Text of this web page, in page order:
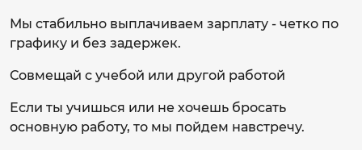
Мы стабильно выплачиваем зарплату - четко по
графику и без задержек.
Совмещай с учебой или другой работой
Если ты учишься или не хочешь бросать
основную работу, то мы пойдем навстречу.